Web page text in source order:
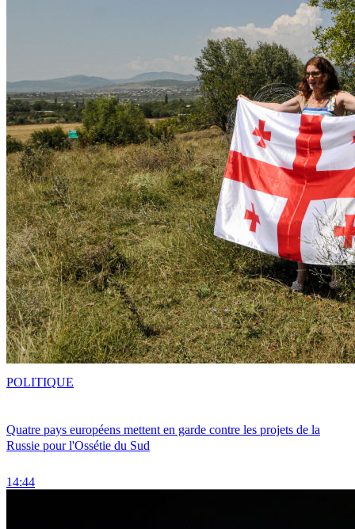
Quatre pays européens mettent en garde contre les projets de la
Russie pour l'Ossétie du Sud
14:44
POLITIQUE